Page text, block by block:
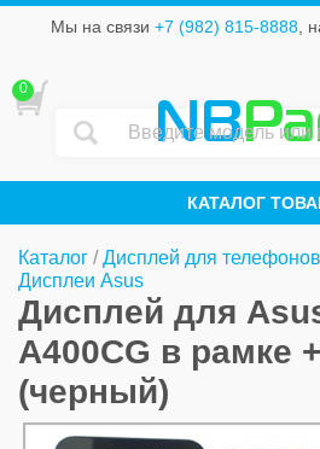
Мы на связи +7 (982) 815-8888,
NB
КАТАЛОГ
0
Каталог /Дисплей для
Дисплеи Asus
Дисплей для
A400CG в рамке
(черный)